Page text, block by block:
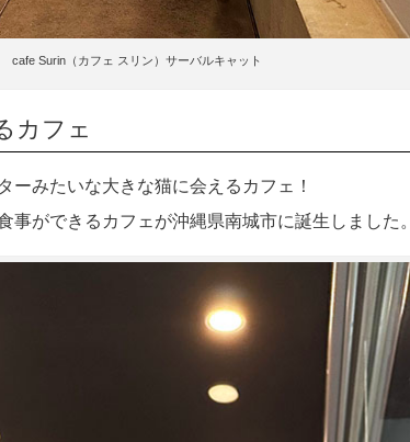
cafe Surin（カフェ スリン）サーバルキャット
カフェ
ーみたいな大きな猫に会えるカフェ！
事ができるカフェが沖縄県南城市に誕生しました。